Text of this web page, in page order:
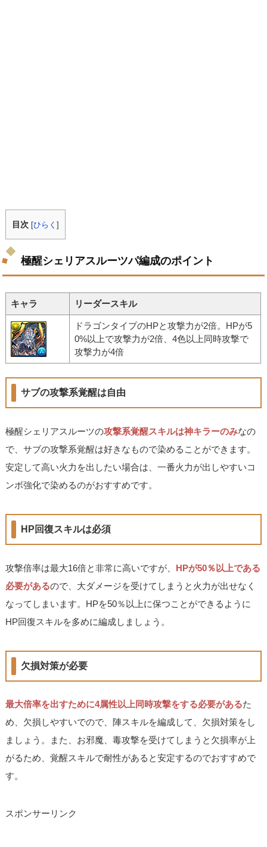
目次 [ひらく]
極醒シェリアスルーツパ編成のポイント
キャラ リーダースキル
ドラゴンタイプのHPと攻撃力が2倍。HPが5
0%以上で攻撃力が2倍、4色以上同時攻撃で
攻撃力が4倍
サブの攻撃系覚醒は自由
極醒シェリアスルーツの攻撃系覚醒スキルは神キラーのみなの
で、サブの攻撃系覚醒は好きなもので染めることができます。
安定して高い火力を出したい場合は、一番火力が出しやすいコ
ンボ強化で染めるのがおすすめです。
HP回復スキルは必須
攻撃倍率は最大16倍と非常に高いですが、 HPが50％以上である
必要があるので、大ダメージを受けてしまうと火力が出せなく
なってしまいます。HPを50％以上に保つことができるように
HP回復スキルを多めに編成しましょう。
欠損対策が必要
最大倍率を出すために4属性以上同時攻撃をする必要があるた
め、欠損しやすいでので、陣スキルを編成して、欠損対策をし
ましょう。また、お邪魔、毒攻撃を受けてしまうと欠損率が上
がるため、覚醒スキルで耐性があると安定するのでおすすめで
す。
スポンサーリンク